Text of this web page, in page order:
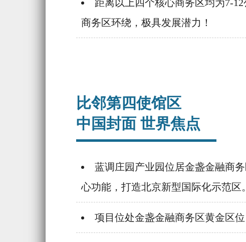
距离以上四个核心商务区均为7-
商务区环绕，极具发展潜力！
比邻第四使馆区
中国封面 世界焦点
蓝调庄园产业园位居金盏金融商
心功能，打造北京新型国际化示范区。
项目位处金盏金融商务区黄金区